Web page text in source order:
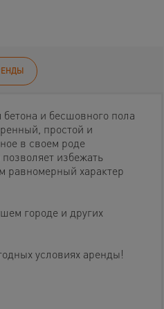
и бесшовного пола
простой и
в своем роде
избежать
равномерный характер
городе и других
условиях аренды!